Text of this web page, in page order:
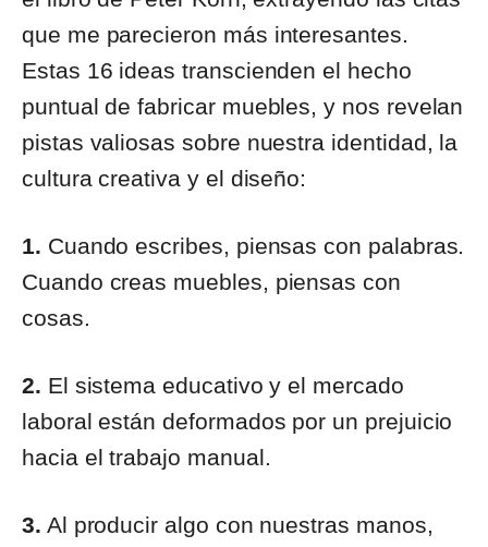
que me parecieron más interesantes.
Estas 16 ideas transcienden el hecho
puntual de fabricar muebles, y nos revelan
pistas valiosas sobre nuestra identidad, la
cultura creativa y el diseño:
1. Cuando escribes, piensas con palabras.
Cuando creas muebles, piensas con
cosas.
2. El sistema educativo y el mercado
laboral están deformados por un prejuicio
hacia el trabajo manual.
3. Al producir algo con nuestras manos,